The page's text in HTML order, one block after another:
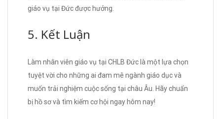
giáo vụ tại Đức được hưởng.
5. Kết Luận
Làm nhân viên giáo vụ tại CHLB Đức là một lựa chọn
tuyệt vời cho những ai đam mê ngành giáo dục và
muốn trải nghiệm cuộc sống tại châu Âu. Hãy chuẩn
bị hồ sơ và tìm kiếm cơ hội ngay hôm nay!